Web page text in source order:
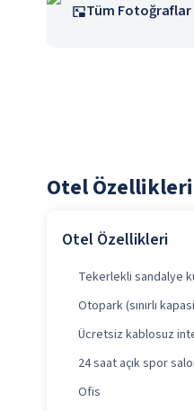
Tüm Fotoğraflar
Otel Özellikleri
Otel Özellikleri
Tekerlekli sandalye
Otopark (sınırlı
Ücretsiz kablosuz
24 saat açık spor
Ofis